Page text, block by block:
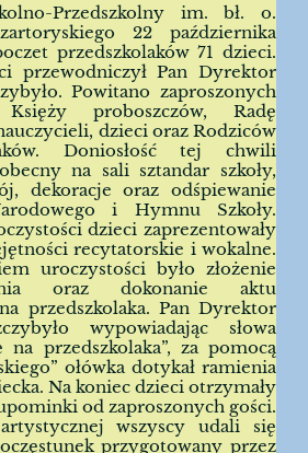
Przedszkolny im. bł. o.
22 października
przedszkolaków 71 dzieci.
przewodniczył Pan Dyrektor
Powitano zaproszonych
proboszczów, Radę
dzieci oraz Rodziców
Doniosłość tej chwili
na sali sztandar szkoły,
dekoracje oraz odśpiewanie
i Hymnu Szkoły.
dzieci zaprezentowały
recytatorskie i wokalne.
uroczystości było złożenie
oraz dokonanie aktu
przedszkolaka. Pan Dyrektor
wypowiadając słowa
na przedszkolaka”, za pomocą
ołówka dotykał ramienia
Na koniec dzieci otrzymały
od zaproszonych gości.
wszyscy udali się
przygotowany przez